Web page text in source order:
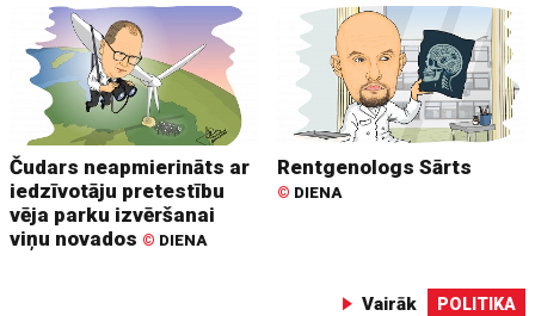
Čudars neapmierināts ar
iedzīvotāju pretestību
vēja parku izvēršanai
viņu novados © DIENA
Rentgenologs Sārts
© DIENA
Vairāk POLITIKA